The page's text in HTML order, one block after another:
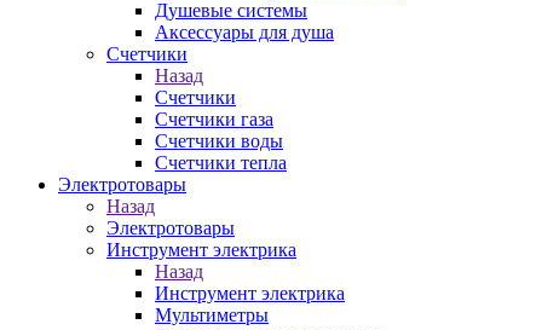
Душевые системы
Аксессуары для душа
Счетчики
Назад
Счетчики
Счетчики газа
Счетчики воды
Счетчики тепла
Электротовары
Назад
Электротовары
Инструмент электрика
Назад
Инструмент электрика
Мультиметры